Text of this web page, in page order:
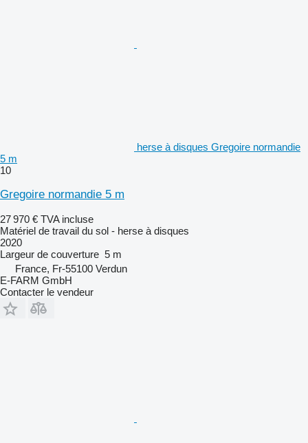
herse à disques Gregoire normandie
5 m
10
Gregoire normandie 5 m
27 970 € TVA incluse
Matériel de travail du sol - herse à disques
2020
Largeur de couverture 5 m
France, Fr-55100 Verdun
E-FARM GmbH
Contacter le vendeur